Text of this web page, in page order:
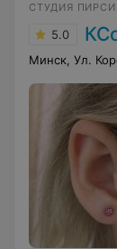
СТУДИЯ
5.0
Минск, Ул.